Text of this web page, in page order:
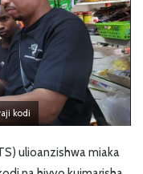
kodi
ulioanzishwa miaka